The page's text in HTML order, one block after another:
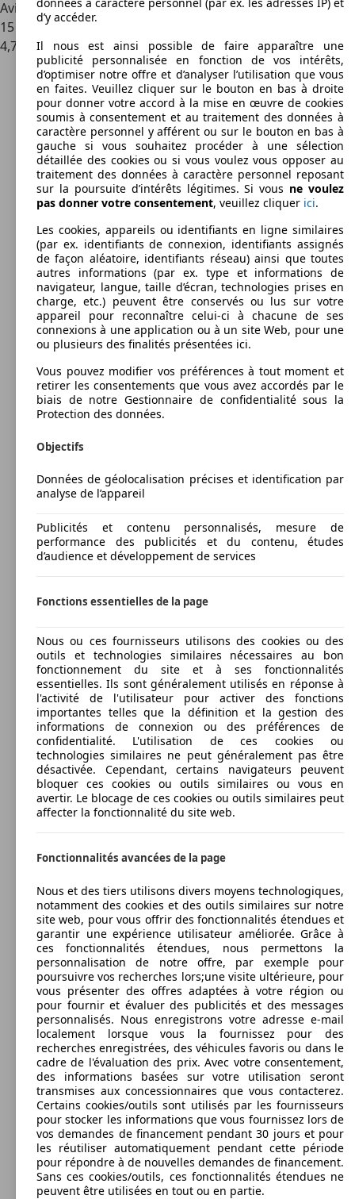
Avis sur le véhicule MINI Cooper D
15 Évaluations
4,7
données à caractère personnel (par ex. les adresses IP) et
d’y accéder.
Il nous est ainsi possible de faire apparaître une
publicité personnalisée en fonction de vos intérêts,
d’optimiser notre offre et d’analyser l’utilisation que vous
en faites. Veuillez cliquer sur le bouton en bas à droite
pour donner votre accord à la mise en œuvre de cookies
soumis à consentement et au traitement des données à
caractère personnel y afférent ou sur le bouton en bas à
gauche si vous souhaitez procéder à une sélection
détaillée des cookies ou si vous voulez vous opposer au
traitement des données à caractère personnel reposant
sur la poursuite d’intérêts légitimes. Si vous ne voulez
pas donner votre consentement, veuillez cliquer ici.
Les cookies, appareils ou identifiants en ligne similaires
(par ex. identifiants de connexion, identifiants assignés
de façon aléatoire, identifiants réseau) ainsi que toutes
autres informations (par ex. type et informations de
navigateur, langue, taille d’écran, technologies prises en
charge, etc.) peuvent être conservés ou lus sur votre
appareil pour reconnaître celui-ci à chacune de ses
connexions à une application ou à un site Web, pour une
ou plusieurs des finalités présentées ici.
Vous pouvez modifier vos préférences à tout moment et
retirer les consentements que vous avez accordés par le
biais de notre Gestionnaire de confidentialité sous la
Protection des données.
Objectifs
Données de géolocalisation précises et identification par
analyse de l’appareil
Publicités et contenu personnalisés, mesure de
performance des publicités et du contenu, études
d’audience et développement de services
Fonctions essentielles de la page
Nous ou ces fournisseurs utilisons des cookies ou des
outils et technologies similaires nécessaires au bon
fonctionnement du site et à ses fonctionnalités
essentielles. Ils sont généralement utilisés en réponse à
l'activité de l'utilisateur pour activer des fonctions
importantes telles que la définition et la gestion des
informations de connexion ou des préférences de
confidentialité. L'utilisation de ces cookies ou
technologies similaires ne peut généralement pas être
désactivée. Cependant, certains navigateurs peuvent
bloquer ces cookies ou outils similaires ou vous en
avertir. Le blocage de ces cookies ou outils similaires peut
affecter la fonctionnalité du site web.
Fonctionnalités avancées de la page
Nous et des tiers utilisons divers moyens technologiques,
notamment des cookies et des outils similaires sur notre
site web, pour vous offrir des fonctionnalités étendues et
garantir une expérience utilisateur améliorée. Grâce à
ces fonctionnalités étendues, nous permettons la
personnalisation de notre offre, par exemple pour
poursuivre vos recherches lors;une visite ultérieure, pour
vous présenter des offres adaptées à votre région ou
pour fournir et évaluer des publicités et des messages
personnalisés. Nous enregistrons votre adresse e-mail
localement lorsque vous la fournissez pour des
recherches enregistrées, des véhicules favoris ou dans le
cadre de l'évaluation des prix. Avec votre consentement,
des informations basées sur votre utilisation seront
transmises aux concessionnaires que vous contacterez.
Certains cookies/outils sont utilisés par les fournisseurs
pour stocker les informations que vous fournissez lors de
vos demandes de financement pendant 30 jours et pour
les réutiliser automatiquement pendant cette période
pour répondre à de nouvelles demandes de financement.
Sans ces cookies/outils, ces fonctionnalités étendues ne
peuvent être utilisées en tout ou en partie.